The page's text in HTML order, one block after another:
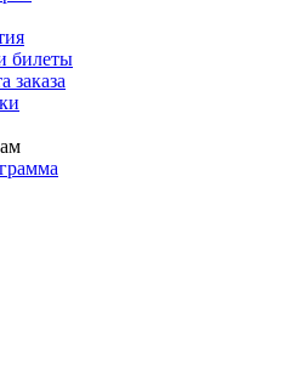
билеты
заказа